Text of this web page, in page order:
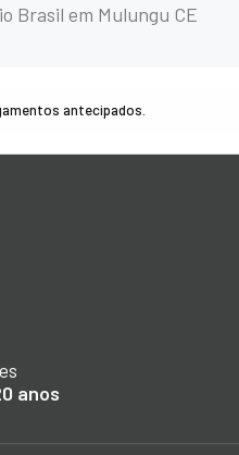
Brasil em Mulungu CE
antecipados.
anos